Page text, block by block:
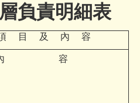
負責明細表
目 及 內 容
容